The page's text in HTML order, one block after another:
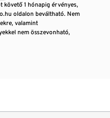
követő 1 hónapig érvényes,
oldalon beváltható. Nem
valamint
nem összevonható,